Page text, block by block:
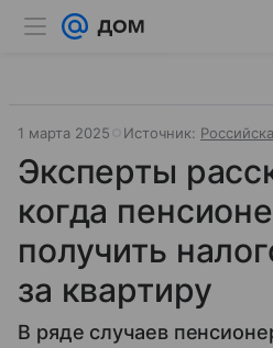
1 марта 2025 Источник:
Эксперты
когда
получить
за квартиру
В ряде случаев